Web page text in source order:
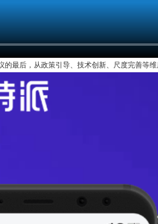
最后，从政策引导、技术创新、尺度完善等